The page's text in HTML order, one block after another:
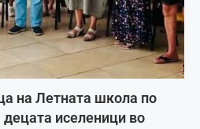
на Летната школа по
децата иселеници во